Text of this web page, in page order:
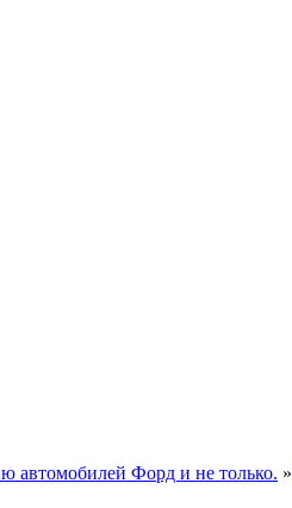
автомобилей Форд и не только. »